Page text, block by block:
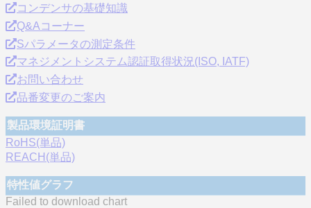
コンデンサの基礎知識
Q&Aコーナー
Sパラメータの測定条件
マネジメントシステム認証取得状況(ISO, IATF)
お問い合わせ
品番変更のご案内
製品環境証明書
RoHS(単品)
REACH(単品)
特性値グラフ
Failed to download chart